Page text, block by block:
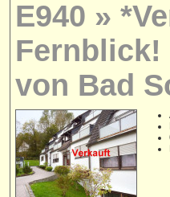
E940 »
Fernblick!
von Bad